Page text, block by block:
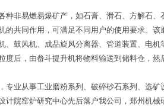
非易燃易爆矿产，如石膏、滑石、方解石、
共同作用，可满足不同用户的使用要求。该
鼓风机、成品旋风分离器、管道装置、电机
后，由畚斗提升机将物料输送到储料仓，然
业从事工业磨粉系列、破碎砂石系列、选矿
院窑炉研究中心先后落户我公司，郑州机械